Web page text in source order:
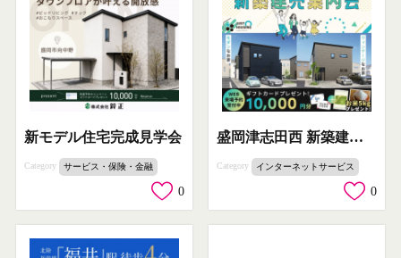
新モデル住宅完成見学会
Category サービス・保険・金融
0
盛岡津志田西 新築建売案内会（2棟）
Category インターネットサービス
0